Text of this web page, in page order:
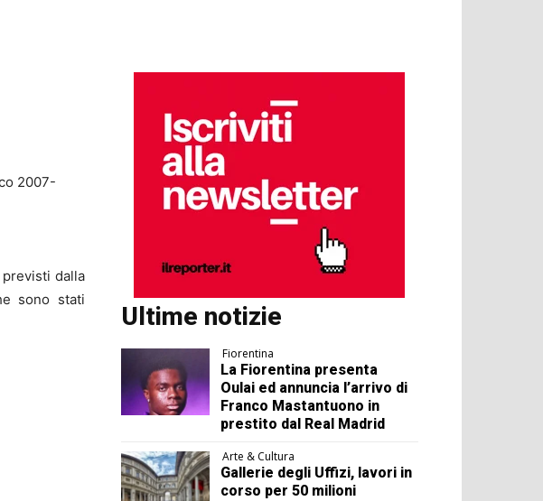
2007-
dalla
sono stati
Ultime notizie
Fiorentina
La Fiorentina presenta
Oulai ed annuncia l’arrivo di
Franco Mastantuono in
prestito dal Real Madrid
Arte & Cultura
Gallerie degli Uffizi, lavori in
corso per 50 milioni